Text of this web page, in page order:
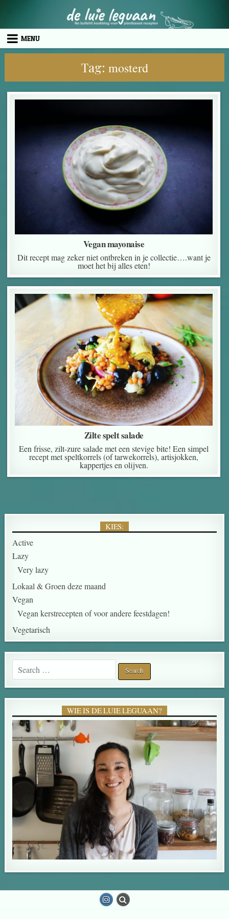
MENU
Tag: mosterd
Vegan mayonaise
Dit recept mag zeker niet ontbreken in je collectie….want je
moet het bij alles eten!
Zilte spelt salade
Een frisse, zilt-zure salade met een stevige bite! Een simpel
recept met speltkorrels (of tarwekorrels), artisjokken,
kappertjes en olijven.
KIES:
Active
Lazy
Very lazy
Lokaal & Groen deze maand
Vegan
Vegan kerstrecepten of voor andere feestdagen!
Vegetarisch
Search for:
WIE IS DE LUIE LEGUAAN?